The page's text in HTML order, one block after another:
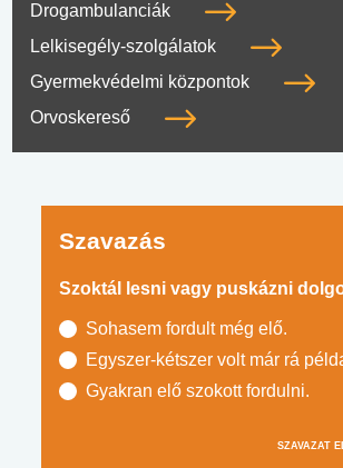
Drogambulanciák
Lelkisegély-szolgálatok
Gyermekvédelmi központok
Orvoskereső
Szavazás
Szoktál lesni vagy puskázni
Sohasem fordult még elő.
Egyszer-kétszer volt már rá
Gyakran elő szokott fordulni.
SZAVAZAT